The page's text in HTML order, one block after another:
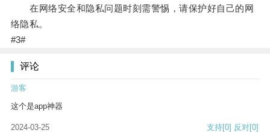
在网络安全和隐私问题时刻需警惕，请保护好自己的网
络隐私。
#3#
评论
游客
这个是app神器
2024-03-25 支持[0] 反对[0]